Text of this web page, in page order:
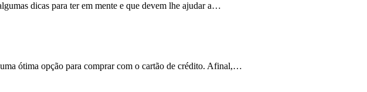
dicas para ter em mente e que devem lhe ajudar a…
ótima opção para comprar com o cartão de crédito. Afinal,…